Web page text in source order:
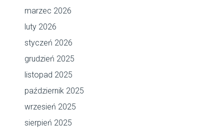
marzec 2026
luty 2026
styczeń 2026
grudzień 2025
listopad 2025
październik 2025
wrzesień 2025
sierpień 2025